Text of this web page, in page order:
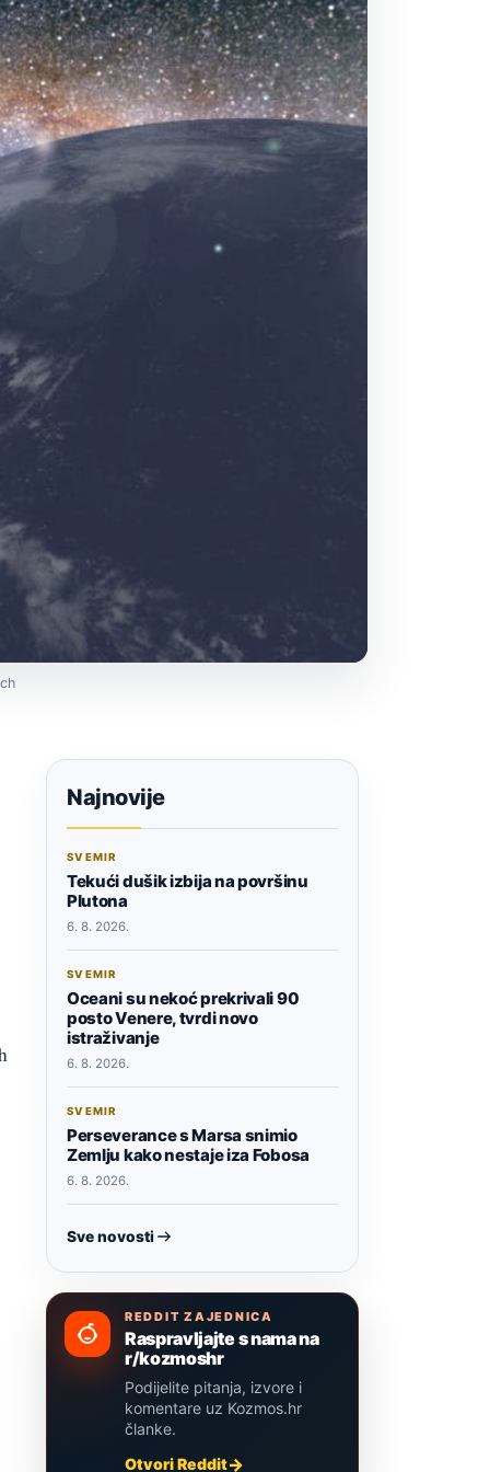
Najnovije
SVEMIR
Tekući dušik izbija na površinu
Plutona
6. 8. 2026.
SVEMIR
Oceani su nekoć prekrivali 90
posto Venere, tvrdi novo
istraživanje
6. 8. 2026.
SVEMIR
Perseverance s Marsa snimio
Zemlju kako nestaje iza Fobosa
6. 8. 2026.
Sve novosti
REDDIT ZAJEDNICA
Raspravljajte s nama na
r/kozmoshr
Podijelite pitanja, izvore i
komentare uz Kozmos.hr
članke.
Otvori Reddit